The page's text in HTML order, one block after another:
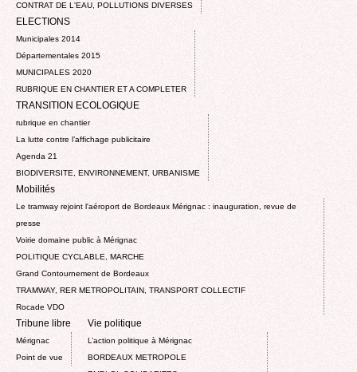
CONTRAT DE L'EAU, POLLUTIONS DIVERSES
ELECTIONS
Municipales 2014
Départementales 2015
MUNICIPALES 2020
RUBRIQUE EN CHANTIER ET A COMPLETER
TRANSITION ECOLOGIQUE
rubrique en chantier
La lutte contre l’affichage publicitaire
Agenda 21
BIODIVERSITE, ENVIRONNEMENT, URBANISME
Mobilités
Le tramway rejoint l'aéroport de Bordeaux Mérignac : inauguration, revue de
presse
Voirie domaine public à Mérignac
POLITIQUE CYCLABLE, MARCHE
Grand Contournement de Bordeaux
TRAMWAY, RER METROPOLITAIN, TRANSPORT COLLECTIF
Rocade VDO
Tribune libre
Mérignac
Point de vue
Vie politique
L’action politique à Mérignac
BORDEAUX METROPOLE